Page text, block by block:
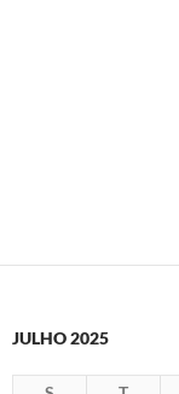
JULHO 2025